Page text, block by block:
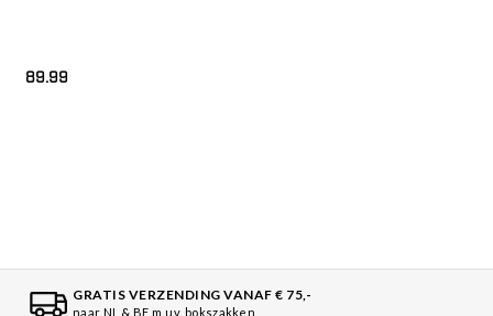
89.99
GRATIS VERZENDING VANAF € 75,-
naar NL & BE m.u.v. bokszakken